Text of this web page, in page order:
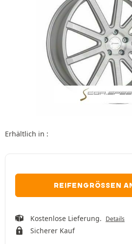
Erhältlich in :
REIFENGRÖSSEN
Kostenlose Lieferung. Details
Sicherer Kauf